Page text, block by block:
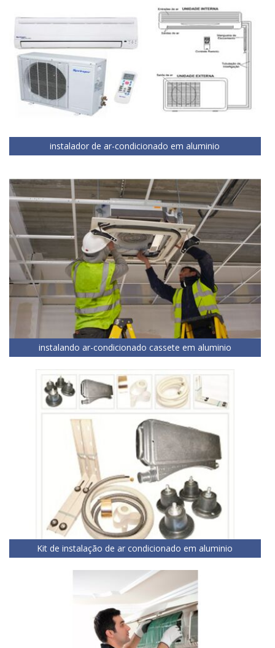
instalador de ar-condicionado em aluminio
instalando ar-condicionado cassete em aluminio
Kit de instalação de ar condicionado em aluminio